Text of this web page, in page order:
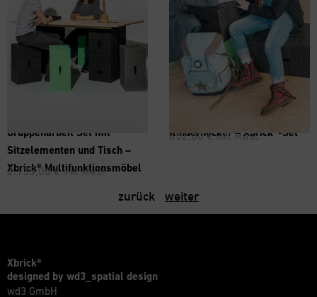
Gruppenarbeit Set mit
Sitzelementen und Tisch –
Xbrick® Multifunktionsmöbel
2.135,00€ inkl. MwSt.
Kinderhocker – Xbrick®-Set
652,00€ inkl. MwSt.
zurück weiter
Xbrick®
designed by wd3_spatial design
wd3 GmbH